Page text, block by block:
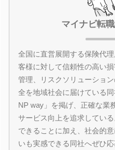
マイナビ転
全国に直営展開する保険代
客様に対して信頼性の高い
管理、リスクソリューショ
全を地域社会に届けている
NP way」を掲げ、正確な業
サービス向上を追求してい
できることに加え、社会的
いも実感できる同社へぜひ